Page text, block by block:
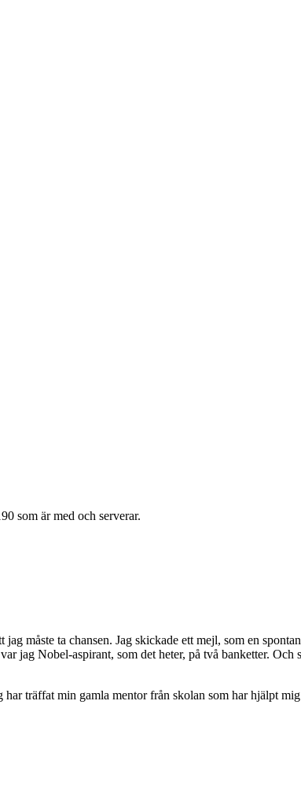
som är med och serverar.
måste ta chansen. Jag skickade ett mejl, som en
jag Nobel-aspirant, som det heter, på två banketter. Och
träffat min gamla mentor från skolan som har hjälpt